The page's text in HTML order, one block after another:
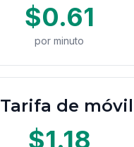
$0.61
por minuto
Tarifa de móvil
$1.18